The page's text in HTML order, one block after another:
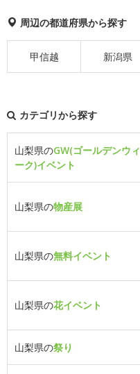
周辺の都道府県から探す
甲信越 新潟県
カテゴリから探す
山梨県のGW(ゴールデンウィ
ーク)イベント
山梨県の物産展
山梨県の無料イベント
山梨県の花イベント
山梨県の祭り